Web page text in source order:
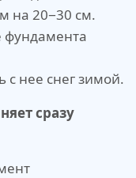
на 20−30 см.
фундамента
с нее снег зимой.
сразу